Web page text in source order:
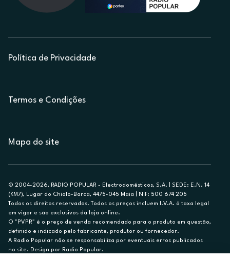
Política de Privacidade
Termos e Condições
Mapa do site
© 2004-2026, RADIO POPULAR - Electrodomésticos, S.A. | SEDE: E.N. 14
(KM7), Lugar do Chiolo-Barca, 4475-045 Maia | NIF: 500 674 205
Todos os direitos reservados. Todos os preços incluem I.V.A. à taxa legal
em vigor e são exclusivos da loja online.
O "PVPR" é o preço de venda recomendado para o produto em questão,
definido e indicado pelo fabricante, produtor ou fornecedor.
A Radio Popular não se responsabiliza por eventuais erros publicados
no site. Design por Radio Popular.